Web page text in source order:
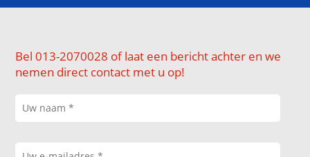
Bel 013-2070028 of laat een bericht achter en we
nemen direct contact met u op!